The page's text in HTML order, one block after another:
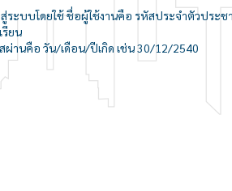
สู่ระบบโดยใช้ ชื่อผู้ใช้งานคือ รหัสประจำตัวประช
รียน
ผ่านคือ วัน/เดือน/ปีเกิด เช่น 30/12/2540